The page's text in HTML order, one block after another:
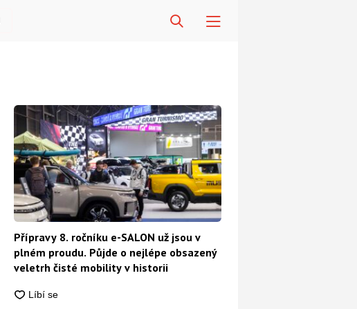
Přípravy 8. ročníku e-SALON už jsou v
plném proudu. Půjde o nejlépe obsazený
veletrh čisté mobility v historii